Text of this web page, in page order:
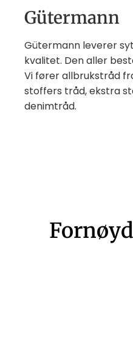
Gütermann
Gütermann leverer
kvalitet. Den aller
Vi fører allbrukstråd
stoffers tråd, ekstra
denimtråd.